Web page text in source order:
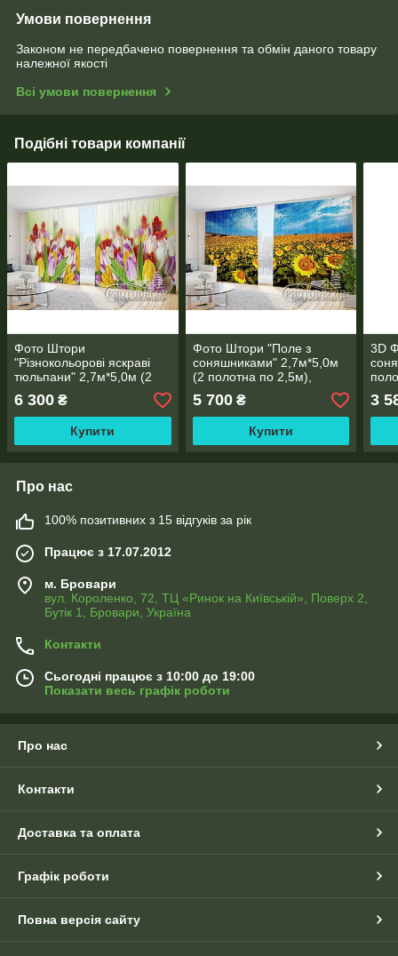
Умови повернення
Законом не передбачено повернення та обмін даного товару
належної якості
Всі умови повернення
Подібні товари компанії
Фото Штори
"Різнокольорові яскраві
тюльпани" 2,7м*5,0м (2
полотна по 2,5м), тасьма
6 300 ₴
Купити
Фото Штори "Поле з
соняшниками" 2,7м*5,0м
(2 полотна по 2,5м),
тасьма
5 700₴
Купити
3D
3
Про нас
100% позитивних з 15 відгуків за рік
Працює з 17.07.2012
м. Бровари
вул. Короленко, 72, ТЦ «Ринок на Київській», Поверх 2,
Бутік 1, Бровари, Україна
Контакти
Сьогодні працює з 10:00 до 19:00
Показати весь графік роботи
Про нас
Контакти
Доставка та оплата
Графік роботи
Повна версія сайту